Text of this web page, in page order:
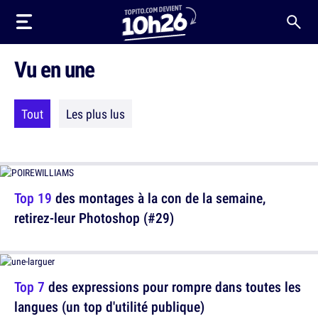
Vu en une
Tout Les plus lus
Top 19 des montages à la con de la semaine,
retirez-leur Photoshop (#29)
Top 7 des expressions pour rompre dans toutes les
langues (un top d'utilité publique)